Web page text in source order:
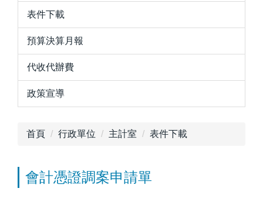
表件下載
預算決算月報
代收代辦費
政策宣導
首頁 行政單位 主計室 表件下載
會計憑證調案申請單